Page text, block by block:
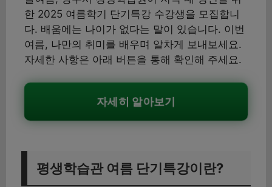
한 2025 여름학기 단기특강 수강생을 모집합니
다. 배움에는 나이가 없다는 말이 있습니다. 이번
여름, 나만의 취미를 배우며 알차게 보내보세요.
자세한 사항은 아래 버튼을 통해 확인해 주세요.
자세히 알아보기
평생학습관 여름 단기특강이란?